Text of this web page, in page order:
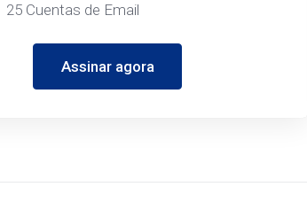
25 Cuentas de Email
Assinar agora